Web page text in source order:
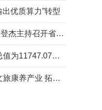
出优质算力”转型
7月22日，省委书记唐登杰主持召开省委常委会会议
上半年全省地区生产总值为11747.07亿元
忻州市五台县：发展文旅康养产业 拓宽村民增收路径